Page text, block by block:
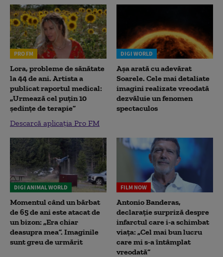
PRO FM
Lora, probleme de sănătate
la 44 de ani. Artista a
publicat raportul medical:
„Urmează cel puțin 10
ședințe de terapie”
Descarcă aplicația Pro FM
DIGI WORLD
Așa arată cu adevărat
Soarele. Cele mai detaliate
imagini realizate vreodată
dezvăluie un fenomen
spectaculos
DIGI ANIMAL WORLD
Momentul când un bărbat
de 65 de ani este atacat de
un bizon: „Era chiar
deasupra mea”. Imaginile
sunt greu de urmărit
FILM NOW
Antonio Banderas,
declarație surpriză despre
infarctul care i-a schimbat
viața: „Cel mai bun lucru
care mi s-a întâmplat
vreodată”